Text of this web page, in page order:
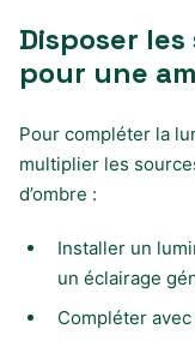
Disposer
pour une
Pour compléter la
multiplier les
d’ombre :
Installer un
un éclairage
Compléter